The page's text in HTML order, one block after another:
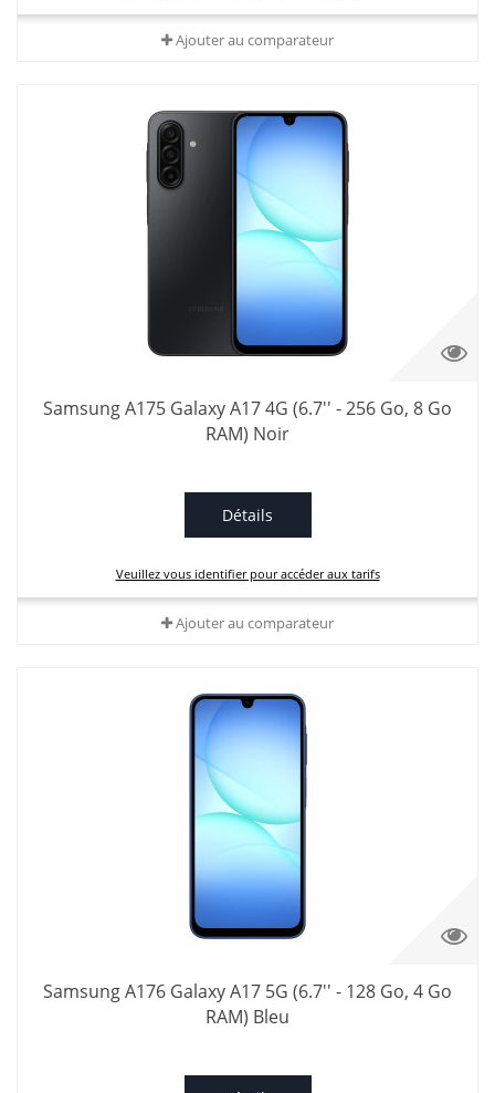
Ajouter au comparateur
Samsung A175 Galaxy A17 4G (6.7'' - 256 Go, 8 Go
RAM) Noir
Détails
Veuillez vous identifier pour accéder aux tarifs
Ajouter au comparateur
Samsung A176 Galaxy A17 5G (6.7'' - 128 Go, 4 Go
RAM) Bleu